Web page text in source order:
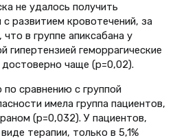
не удалось получить
развитием кровотечений, за
в группе апиксабана у
гипертензией геморрагические
чаще (p=0,02).
сравнению с группой
имела группа пациентов,
(p=0,032). У пациентов,
терапии, только в 5,1%